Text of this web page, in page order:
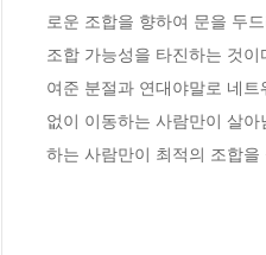
로운 조합을 향하여 문을 두
조합 가능성을 타진하는 것
여준 분절과 연대야말로 네
없이 이동하는 사람만이 살
하는 사람만이 최적의 조합